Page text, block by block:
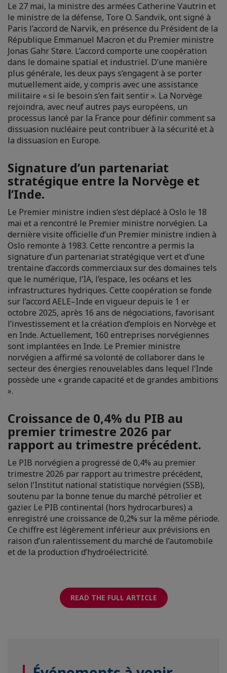
Le 27 mai, la ministre des armées Catherine Vautrin et
le ministre de la défense, Tore O. Sandvik, ont signé à
Paris l’accord de Narvik, en présence du Président de la
République Emmanuel Macron et du Premier ministre
Jonas Gahr Støre. L’accord comporte une coopération
dans le domaine spatial et industriel. D’une manière
plus générale, les deux pays s’engagent à se porter
mutuellement aide, y compris avec une assistance
militaire « si le besoin s’en fait sentir ». La Norvège
rejoindra, avec neuf autres pays européens, un
processus lancé par la France pour définir comment sa
dissuasion nucléaire peut contribuer à la sécurité et à
la dissuasion en Europe.
Signature d’un partenariat
stratégique entre la Norvège et
l’Inde.
Le Premier ministre indien s’est déplacé à Oslo le 18
mai et a rencontré le Premier ministre norvégien. La
dernière visite officielle d’un Premier ministre indien à
Oslo remonte à 1983. Cette rencontre a permis la
signature d’un partenariat stratégique vert et d’une
trentaine d’accords commerciaux sur des domaines tels
que le numérique, l’IA, l’espace, les océans et les
infrastructures hydriques. Cette coopération se fonde
sur l’accord AELE–Inde en vigueur depuis le 1 er
octobre 2025, après 16 ans de négociations, favorisant
l’investissement et la création d’emplois en Norvège et
en Inde. Actuellement, 160 entreprises norvégiennes
sont implantées en Inde. Le Premier ministre
norvégien a affirmé sa volonté de collaborer dans le
secteur des énergies renouvelables dans lequel l’Inde
possède une « grande capacité et de grandes ambitions
».
Croissance de 0,4% du PIB au
premier trimestre 2026 par
rapport au trimestre précédent.
Le PIB norvégien a progressé de 0,4% au premier
trimestre 2026 par rapport au trimestre précédent,
selon l’Institut national statistique norvégien (SSB),
soutenu par la bonne tenue du marché pétrolier et
gazier. Le PIB continental (hors hydrocarbures) a
enregistré une croissance de 0,2% sur la même période.
Ce chiffre est légèrement inférieur aux prévisions en
raison d’un ralentissement du marché de l’automobile
et de la production d’hydroélectricité.
READ THE FULL ARTICLE